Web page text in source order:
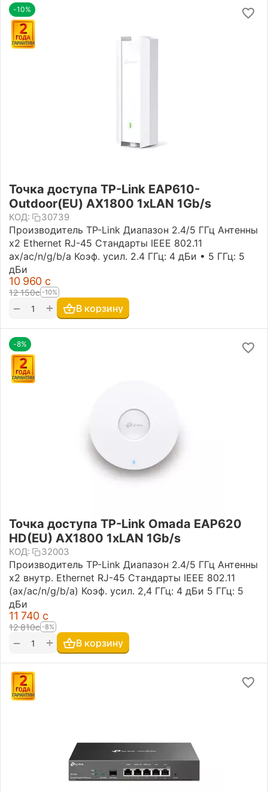
-10%
Точка доступа TP-Link EAP610-
Outdoor(EU) AX1800 1xLAN 1Gb/s
КОД: 30739
Производитель TP-Link Диапазон 2.4/5 ГГц Антенны
х2 Ethernet RJ-45 Стандарты IEEE 802.11
ax/ac/n/g/b/a Коэф. усил. 2.4 ГГц: 4 дБи • 5 ГГц: 5
дБи
10 960 с
12 150с -10%
+
− В корзину
-8%
Точка доступа TP-Link Omada EAP620
HD(EU) AX1800 1xLAN 1Gb/s
КОД: 32003
Производитель TP-Link Диапазон 2.4/5 ГГц Антенны
х2 внутр. Ethernet RJ-45 Стандарты IEEE 802.11
(ax/ac/n/g/b/a) Коэф. усил. 2,4 ГГц: 4 дБи 5 ГГц: 5
дБи
11 740 с
12 810с -8%
+
− В корзину